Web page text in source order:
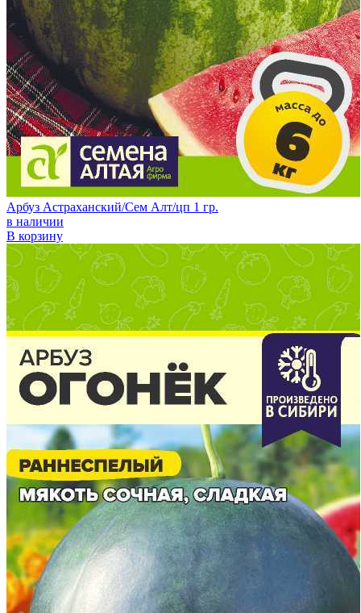
Арбуз Астраханский/Сем Алт/цп 1 гр.
в наличии
В корзину